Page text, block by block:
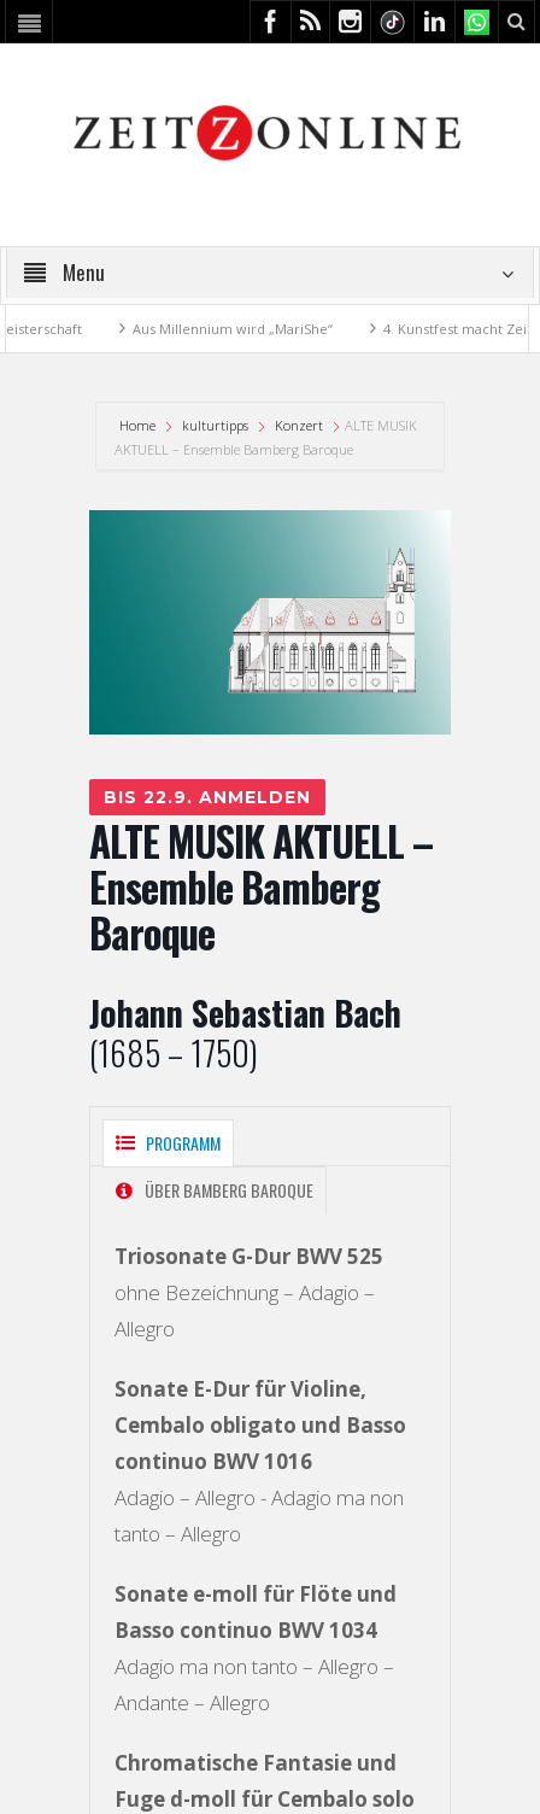
Menu
Aus Millennium wird „MariShe“ 4. Kunstfest macht Zeitz
Home kulturtipps Konzert
ALTE MUSIK
AKTUELL – Ensemble Bamberg Baroque
BIS 22.9. ANMELDEN
ALTE MUSIK AKTUELL –
Ensemble Bamberg
Baroque
Johann Sebastian Bach
(1685 – 1750)
PROGRAMM
ÜBER BAMBERG BAROQUE
Triosonate G-Dur BWV 525
ohne Bezeichnung – Adagio –
Allegro
Sonate E-Dur für Violine,
Cembalo obligato und Basso
continuo BWV 1016
Adagio – Allegro - Adagio ma non
tanto – Allegro
Sonate e-moll für Flöte und
Basso continuo BWV 1034
Adagio ma non tanto – Allegro –
Andante – Allegro
Chromatische Fantasie und
Fuge d-moll für Cembalo solo